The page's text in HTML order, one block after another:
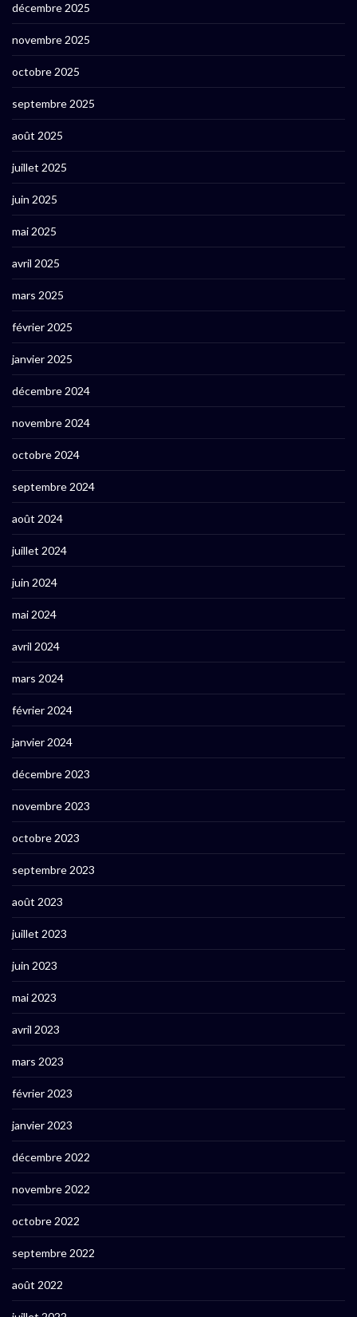
décembre 2025
novembre 2025
octobre 2025
septembre 2025
août 2025
juillet 2025
juin 2025
mai 2025
avril 2025
mars 2025
février 2025
janvier 2025
décembre 2024
novembre 2024
octobre 2024
septembre 2024
août 2024
juillet 2024
juin 2024
mai 2024
avril 2024
mars 2024
février 2024
janvier 2024
décembre 2023
novembre 2023
octobre 2023
septembre 2023
août 2023
juillet 2023
juin 2023
mai 2023
avril 2023
mars 2023
février 2023
janvier 2023
décembre 2022
novembre 2022
octobre 2022
septembre 2022
août 2022